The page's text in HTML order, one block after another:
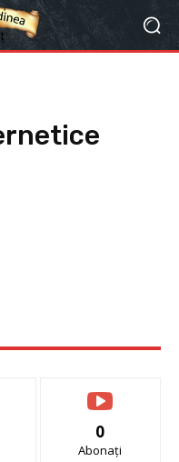
0
Abonați